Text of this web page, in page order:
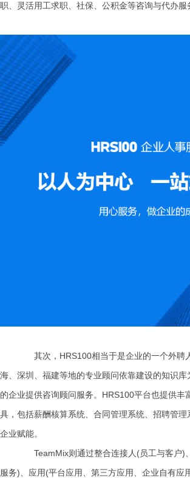
职、灵活用工求职、社保、公积金等咨询与代办服
其次，HRS100相当于是企业的一个外聘
海、深圳、福建等地的专业顾问依靠建设的知识
的企业提供咨询顾问服务。HRS100平台也提供丰
具，包括薪酬核算系统、合同管理系统、招聘管理
企业赋能。
TeamMix则通过整合连接人(员工与客户)
服务)、应用(平台应用、第三方应用、企业自有应